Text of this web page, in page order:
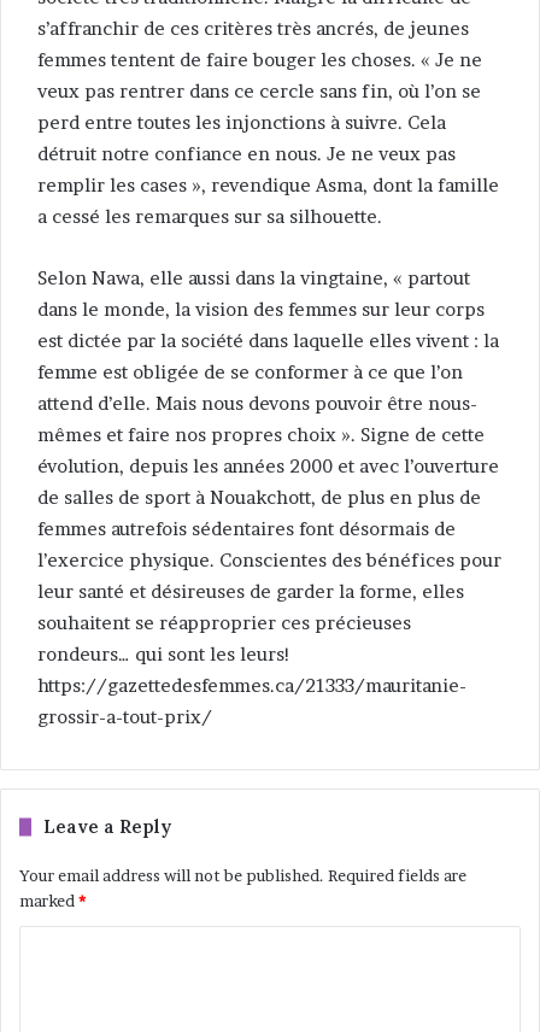
s’affranchir de ces critères très ancrés, de jeunes
femmes tentent de faire bouger les choses. « Je ne
veux pas rentrer dans ce cercle sans fin, où l’on se
perd entre toutes les injonctions à suivre. Cela
détruit notre confiance en nous. Je ne veux pas
remplir les cases », revendique Asma, dont la famille
a cessé les remarques sur sa silhouette.
Selon Nawa, elle aussi dans la vingtaine, « partout
dans le monde, la vision des femmes sur leur corps
est dictée par la société dans laquelle elles vivent : la
femme est obligée de se conformer à ce que l’on
attend d’elle. Mais nous devons pouvoir être nous-
mêmes et faire nos propres choix ». Signe de cette
évolution, depuis les années 2000 et avec l’ouverture
de salles de sport à Nouakchott, de plus en plus de
femmes autrefois sédentaires font désormais de
l’exercice physique. Conscientes des bénéfices pour
leur santé et désireuses de garder la forme, elles
souhaitent se réapproprier ces précieuses
rondeurs… qui sont les leurs!
https://gazettedesfemmes.ca/21333/mauritanie-
grossir-a-tout-prix/
Leave a Reply
Your email address will not be published. Required fields are
marked *